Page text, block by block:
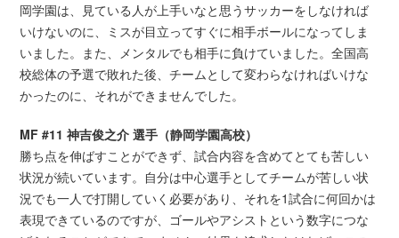
岡学園は、見ている人が上手いなと思うサッカーをしなければ
いけないのに、ミスが目立ってすぐに相手ボールになってしま
いました。また、メンタルでも相手に負けていました。全国高
校総体の予選で敗れた後、チームとして変わらなければいけな
かったのに、それができませんでした。
MF #11 神吉俊之介 選手（静岡学園高校）
勝ち点を伸ばすことができず、試合内容を含めてとても苦しい
状況が続いています。自分は中心選手としてチームが苦しい状
況でも一人で打開していく必要があり、それを1試合に何回かは
表現できているのですが、ゴールやアシストという数字につな